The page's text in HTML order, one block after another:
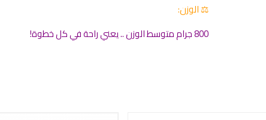
⚖ الوزن:
800 جرام متوسط الوزن .. يعني راحة في كل خطوة!